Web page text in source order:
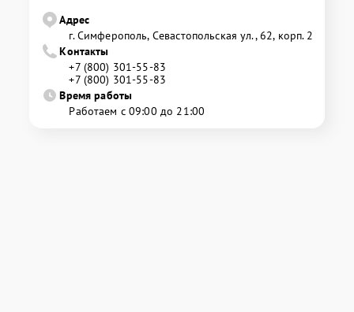
Адрес
г. Симферополь, Севастопольская ул., 62, корп. 2
Контакты
+7 (800) 301-55-83
+7 (800) 301-55-83
Время работы
Работаем с 09:00 до 21:00